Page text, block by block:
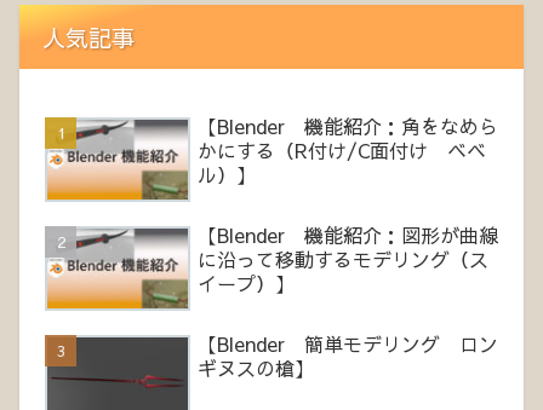
人気記事
【Blender 機能紹介：角をなめら
かにする（R付け/C面付け ベベ
ル）】
【Blender 機能紹介：図形が曲線
に沿って移動するモデリング（ス
イープ）】
【Blender 簡単モデリング ロン
ギヌスの槍】